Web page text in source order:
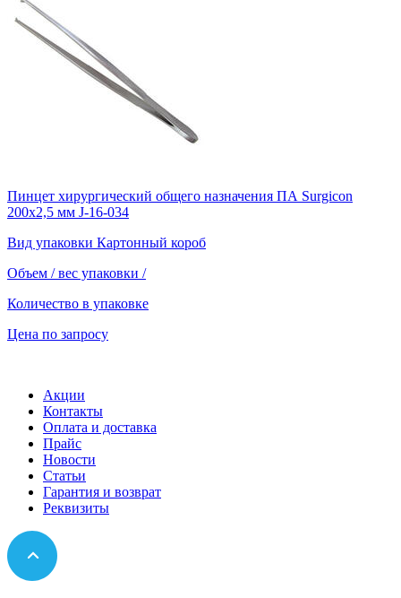
Пинцет хирургический общего назначения ПА Surgicon
200х2,5 мм J-16-034
Вид упаковки Картонный короб
Объем / вес упаковки /
Количество в упаковке
Цена по запросу
Акции
Контакты
Оплата и доставка
Прайс
Новости
Статьи
Гарантия и возврат
Реквизиты